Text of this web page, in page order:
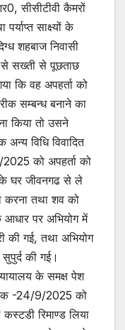
सीसीटीवी कैमरों
साक्ष्यों के
शहबाज निवासी
से सख्ती से पूछताछ
कि वह अपहर्ता को
सम्बन्ध बनाने का
किया तो उसने
विधि विवादित
को अपहर्ता को
घर जीवनगढ से ले
करना तथा शव को
पर अभियोग में
की गई, तथा अभियोग
की गई।
के समक्ष पेश
-24/9/2025 को
रिमाण्ड लिया